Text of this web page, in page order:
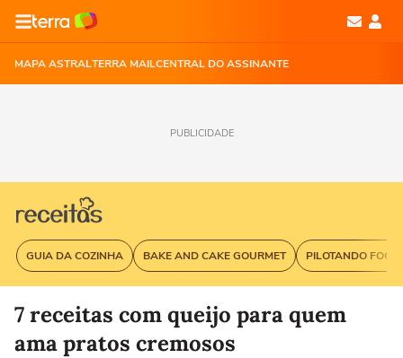
MAPA ASTRALTERRA MAILCENTRAL DO ASSINANTE
PUBLICIDADE
GUIA DA COZINHA BAKE AND CAKE GOURMET PILOTANDO
7 receitas com queijo para quem
ama pratos cremosos